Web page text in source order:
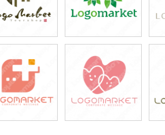
49,800円
(税込54,780円)
49,800円
(税込54,780円)